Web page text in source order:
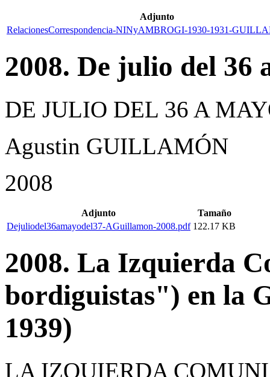
Adjunto
RelacionesCorrespondencia-NINyAMBROGI-1930-1931-
2008. De julio del 36
DE JULIO DEL 36 A
Agustin GUILLAMÓN
2008
Adjunto
Tamaño
Dejuliodel36amayodel37-AGuillamon-2008.pdf 122.17 KB
2008. La Izquierda
bordiguistas") en la
1939)
LA IZQUIERDA